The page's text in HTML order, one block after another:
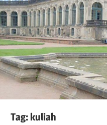
Tag: kuliah